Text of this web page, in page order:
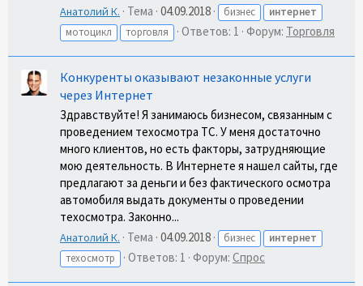
Анатолий К. Тема 04.09.2018 бизнес
интернет
мотоцикл
торговля Ответов: 1 Форум: Торговля
Конкуренты оказывают незаконные услуги
через Интернет
Здравствуйте! Я занимаюсь бизнесом, связанным с
проведением техосмотра ТС. У меня достаточно
много клиентов, но есть факторы, затрудняющие
мою деятельность. В Интернете я нашел сайты, где
предлагают за деньги и без фактического осмотра
автомобиля выдать документы о проведении
техосмотра. Законно...
Анатолий К. Тема 04.09.2018 бизнес
интернет
техосмотр
Ответов: 1 Форум: Спрос